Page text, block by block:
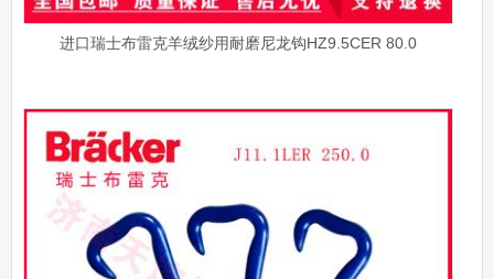
进口瑞士布雷克羊绒纱用耐磨尼龙钩HZ9.5CER 80.0